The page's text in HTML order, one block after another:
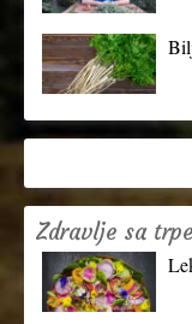
Zdravlje sa